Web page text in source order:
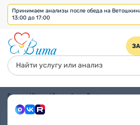
Принимаем анализы после обеда на
13:00 до 17:00
Главная/Врачи/Олькин Антон Дмитриевич